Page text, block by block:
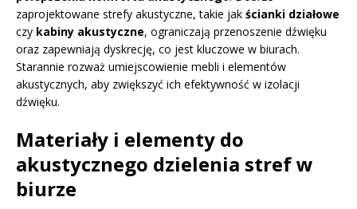
zaprojektowane strefy akustyczne, takie jak ścianki działowe
czy kabiny akustyczne, ograniczają przenoszenie dźwięku
oraz zapewniają dyskrecję, co jest kluczowe w biurach.
Starannie rozważ umiejscowienie mebli i elementów
akustycznych, aby zwiększyć ich efektywność w izolacji
dźwięku.
Materiały i elementy do
akustycznego dzielenia stref w
biurze